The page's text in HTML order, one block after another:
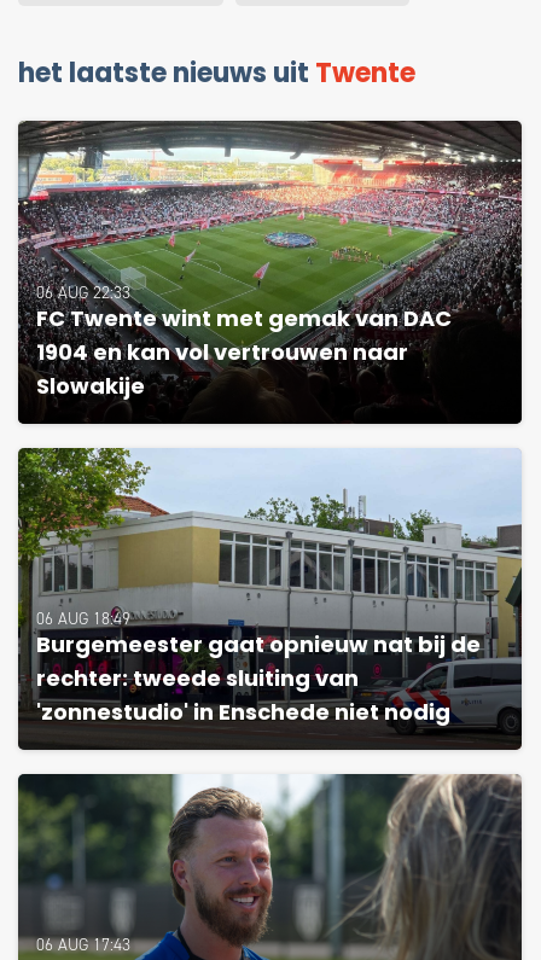
het laatste nieuws uit Twente
06 AUG 22:33
FC Twente wint met gemak van DAC
1904 en kan vol vertrouwen naar
Slowakije
06 AUG 18:49
Burgemeester gaat opnieuw nat bij de
rechter: tweede sluiting van
'zonnestudio' in Enschede niet nodig
06 AUG 17:43